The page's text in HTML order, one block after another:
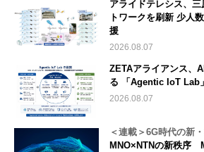
アライドテレシス、
トワークを刷新 少人
援
2026.08.07
ZETAアライアンス、
る 「Agentic IoT Lab
2026.08.07
＜連載＞6G時代の新
MNO×NTNの新秩序